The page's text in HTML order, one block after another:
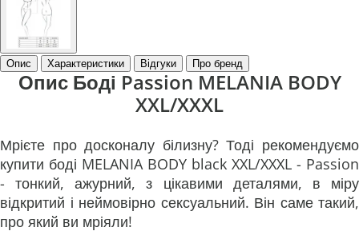
Опис Характеристики Відгуки Про бренд
Опис Боді Passion MELANIA BODY
XXL/XXXL
Мрієте про досконалу білизну? Тоді рекомендуємо
купити боді MELANIA BODY black XXL/XXXL - Passion
- тонкий, ажурний, з цікавими деталями, в міру
відкритий і неймовірно сексуальний. Він саме такий,
про який ви мріяли!